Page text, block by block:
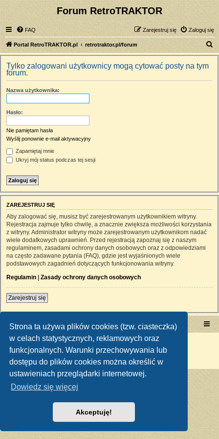
Strona ta używa plików cookies (tzw. ciasteczka)
w celach statystycznych, reklamowych oraz
funkcjonalnych. Warunki przechowywania lub
dostępu do plików cookies można określić w
ustawieniach przeglądarki internetowej.
Dowiedz się więcej
Akceptuję!
Forum RetroTRAKTOR
FAQ Zaloguj się
Zarejestruj się
Portal RetroTRAKTOR.pl retrotraktor.pl/forum
z
Tylko zalogowani użytkownicy mogą cytować posty na tym
forum.
Nazwa użytkownika:
Hasło:
Nie pamiętam hasła
Wyślij ponownie e-mail aktywacyjny
Zapamiętaj mnie
Ukryj mój status podczas tej sesji
ZAREJESTRUJ SIĘ
Aby zalogować się, musisz być zarejestrowanym użytkownikiem witryny.
Rejestracja zajmuje tylko chwilę, a znacznie zwiększa możliwości korzystania
z witryny. Administrator witryny może zarejestrowanym użytkownikom nadać
wiele dodatkowych uprawnień. Przed rejestracją zapoznaj się z naszym
regulaminem, zasadami ochrony danych osobowych oraz z odpowiedziami
na często zadawane pytania (FAQ), gdzie jest wyjaśnionych wiele
podstawowych zagadnień dotyczących funkcjonowania witryny.
Regulamin | Zasady ochrony danych osobowych
Zarejestruj się
Portal RetroTRAKTOR.pl retrotraktor.pl/forum
Technologię dostarczaphpBB® Forum Software © phpBB Limited
Polski pakiet językowy dostarczaphpBB.pl
Zasady ochrony danych osobowych|Regulamin